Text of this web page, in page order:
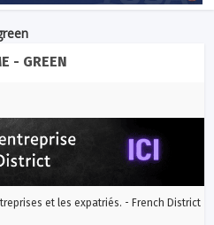
- GREEN
et les expatriés. - French District